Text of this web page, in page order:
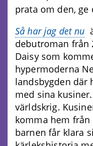
prata om den,
Så har jag det nu
debutroman från
Daisy som
hypermoderna
landsbygden där
med sina
världskrig.
komma hem från
barnen får klara